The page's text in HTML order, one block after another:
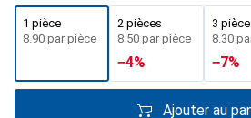
1 pièce
CHF
8.90 par pièce
2 pièces
CHF
8.50 par pièce
−4%
3
CHF
8.30
−7%
Ajouter au